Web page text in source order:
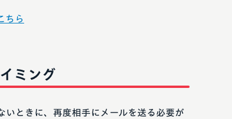
ちら
ミング
ときに、再度相手にメールを送る必要が